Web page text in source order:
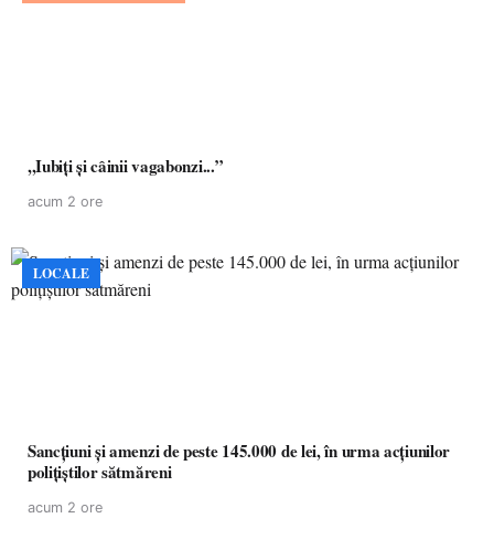
,,Iubiți și câinii vagabonzi...”
acum 2 ore
LOCALE
Sancțiuni și amenzi de peste 145.000 de lei, în urma acțiunilor
polițiștilor sătmăreni
acum 2 ore